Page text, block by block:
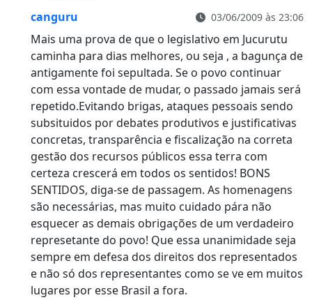
canguru 03/06/2009 às 23:06
Mais uma prova de que o legislativo em Jucurutu
caminha para dias melhores, ou seja , a bagunça de
antigamente foi sepultada. Se o povo continuar
com essa vontade de mudar, o passado jamais será
repetido.Evitando brigas, ataques pessoais sendo
subsituidos por debates produtivos e justificativas
concretas, transparência e fiscalização na correta
gestão dos recursos públicos essa terra com
certeza crescerá em todos os sentidos! BONS
SENTIDOS, diga-se de passagem. As homenagens
são necessárias, mas muito cuidado pára não
esquecer as demais obrigações de um verdadeiro
represetante do povo! Que essa unanimidade seja
sempre em defesa dos direitos dos representados
e não só dos representantes como se ve em muitos
lugares por esse Brasil a fora.